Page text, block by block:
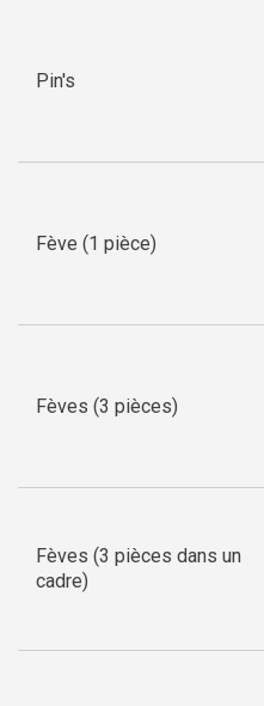
Pin's
Fève (1 pièce)
Fèves (3 pièces)
Fèves (3 pièces dans un
cadre)